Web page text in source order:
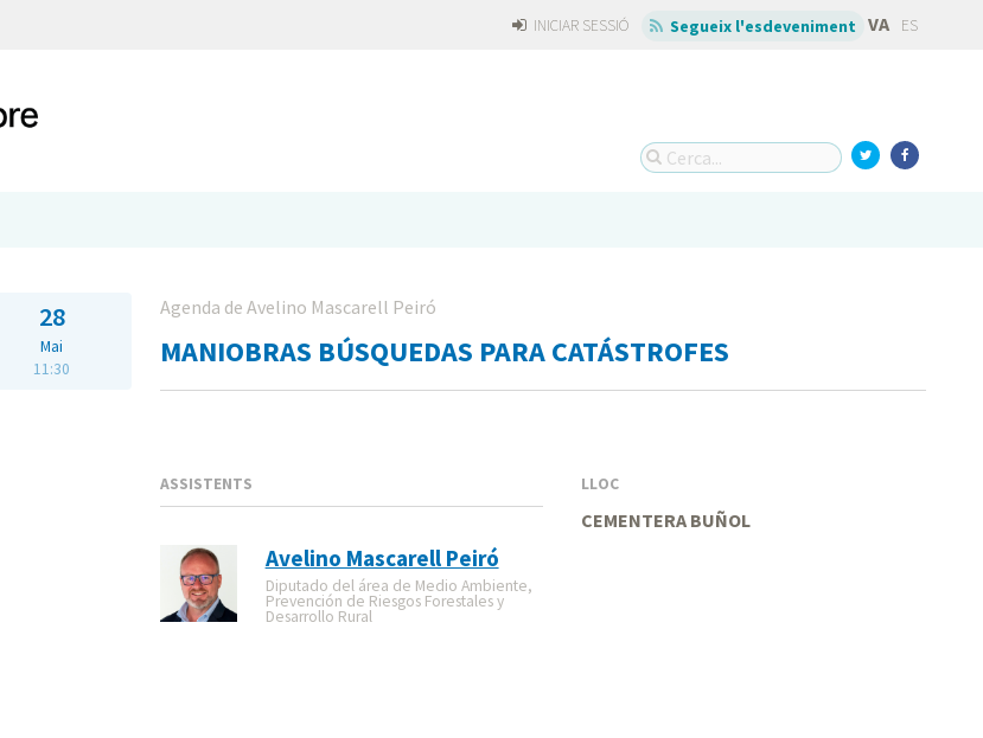
INICIAR SESSIÓ Segueix l'esdeveniment VA ES
28
Mai
11:30
Agenda de Avelino Mascarell Peiró
MANIOBRAS BÚSQUEDAS PARA CATÁSTROFES
ASSISTENTS
Avelino Mascarell Peiró
Diputado del área de Medio Ambiente,
Prevención de Riesgos Forestales y
Desarrollo Rural
LLOC
CEMENTERA BUÑOL